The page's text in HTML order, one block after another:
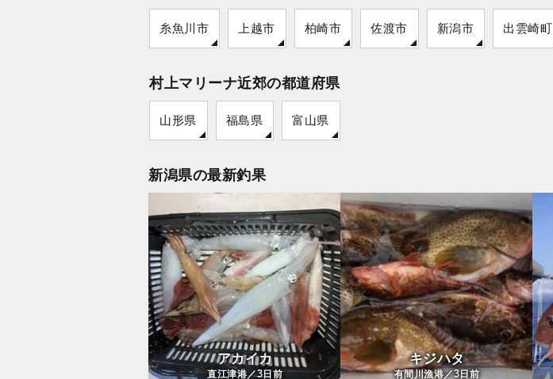
糸魚川市 上越市 柏崎市 佐渡市 新潟市 出雲崎町
村上マリーナ近郊の都道府県
山形県 福島県 富山県
新潟県の最新釣果
アカイカ
直江津港／3日前
キジハタ
有間川漁港／3日前